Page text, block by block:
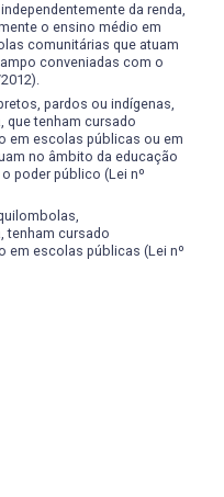
da renda,
o ensino médio em
comunitárias que atuam
conveniadas com o
pardos ou indígenas,
que tenham cursado
em escolas públicas ou em
no âmbito da educação
poder público (Lei nº
tenham cursado
em escolas públicas (Lei nº